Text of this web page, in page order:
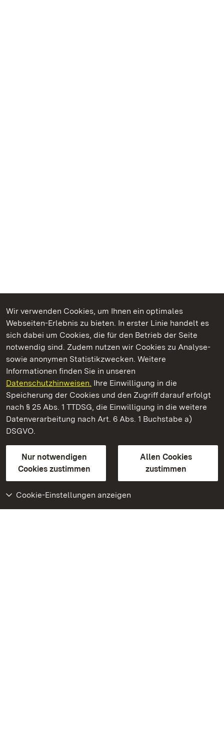
Wir verwenden Cookies, um Ihnen ein optimales
Webseiten-Erlebnis zu bieten. In erster Linie handelt es
sich dabei um Cookies, die für den Betrieb der Seite
notwendig sind. Zudem nutzen wir Cookies zu Analyse-
sowie anonymen Statistikzwecken. Weitere
Informationen finden Sie in unseren
Datenschutzhinweisen. Ihre Einwilligung in die
Speicherung der Cookies und den Zugriff darauf erfolgt
nach § 25 Abs. 1 TTDSG, die Einwilligung in die weitere
Datenverarbeitung nach Art. 6 Abs. 1 Buchstabe a)
DSGVO.
Nur notwendigen
Cookies zustimmen
Allen Cookies
zustimmen
Cookie-Einstellungen anzeigen
Kommen. Staunen. Genießen.
Staatliche Schlösser und Gärten Baden‑Württemberg
Staatliche Schlösser und Gärten Baden-Württemberg
Kontakt
GebärdenspracheLeichte Sprache
Erklärung zur Barrierefreiheit
BITV-konform (geprüfte Seiten)
Weiteres